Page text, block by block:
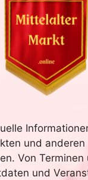
und anderen
Von
und